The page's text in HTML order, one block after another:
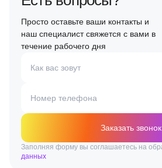
Просто оставьте ваши контакты и
наш специалист свяжется с вами в
течение рабочего дня
Как вас зовут
Номер телефона
Заказать звонок
Заполняя форму вы соглашаетесь на
данных